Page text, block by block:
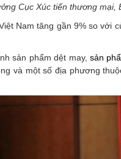
Cục Xúc tiến thương
Nam tăng gần 9% so
sản phẩm dệt may, sản
và một số địa phương